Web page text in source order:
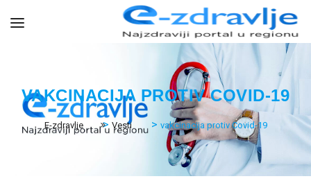
VAKCINACIJA PROTIV COVID-19
E-zdravlje > Vesti > vakcinacija protiv Covid-19